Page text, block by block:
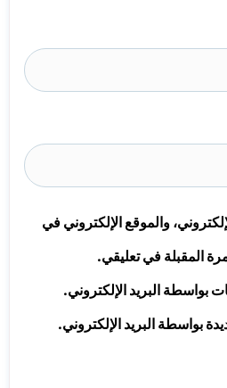
والموقع الإلكتروني في
المقبلة في تعليقي.
بواسطة البريد الإلكتروني.
بواسطة البريد الإلكتروني.